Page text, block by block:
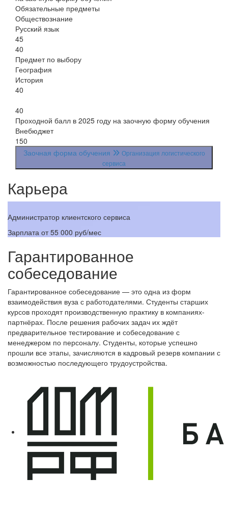
Обязательные предметы
Обществознание
Русский язык
45
40
Предмет по выбору
География
История
40
40
Проходной балл в 2025 году на заочную форму обучения
Внебюджет
150
Заочная форма обучения
Организация логистического
сервиса
Карьера
Администратор клиентского сервиса
Зарплата от 55 000 руб/мес
Гарантированное
собеседование
Гарантированное собеседование — это одна из форм
взаимодействия вуза с работодателями. Студенты старших
курсов проходят производственную практику в компаниях-
партнёрах. После решения рабочих задач их ждёт
предварительное тестирование и собеседование с
менеджером по персоналу. Студенты, которые успешно
прошли все этапы, зачисляются в кадровый резерв компании с
возможностью последующего трудоустройства.